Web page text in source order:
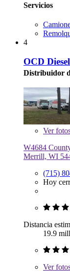
Servicios
4
OCD
Distribuidor
Ver
W4684
Merrill, WI
(715)
Hoy
Distancia
19.9
Ver